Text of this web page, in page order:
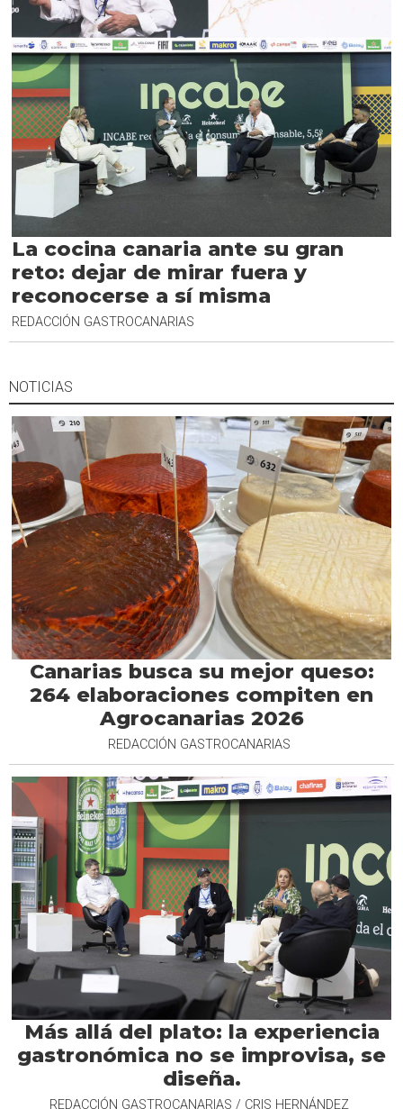
La cocina canaria ante su gran
reto: dejar de mirar fuera y
reconocerse a sí misma
REDACCIÓN GASTROCANARIAS
NOTICIAS
Canarias busca su mejor queso:
264 elaboraciones compiten en
Agrocanarias 2026
REDACCIÓN GASTROCANARIAS
Más allá del plato: la experiencia
gastronómica no se improvisa, se
diseña.
REDACCIÓN GASTROCANARIAS / CRIS HERNÁNDEZ